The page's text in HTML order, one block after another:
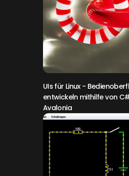
UIs für Linux -
entwickeln mithilfe von
Avalonia